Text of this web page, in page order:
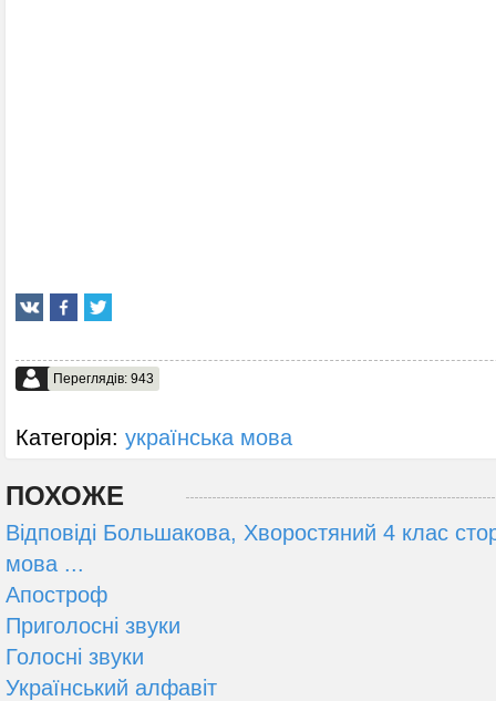
Переглядів: 943
Категорія: українська мова
ПОХОЖЕ
Відповіді Большакова, Хворостяний 4 клас
мова ...
Апостроф
Приголосні звуки
Голосні звуки
Український алфавіт